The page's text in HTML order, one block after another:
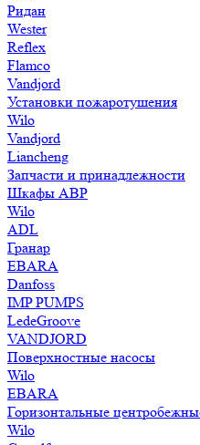
Ридан
Wester
Reflex
Flamco
Vandjord
Установки пожаротушения
Wilo
Vandjord
Liancheng
Запчасти и принадлежности
Шкафы АВР
Wilo
ADL
Гранар
EBARA
Danfoss
IMP PUMPS
LedeGroove
VANDJORD
Поверхностные насосы
Wilo
EBARA
Горизонтальные
Wilo